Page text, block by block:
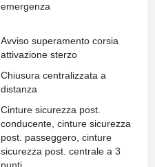
emergenza
Avviso superamento corsia
attivazione sterzo
Chiusura centralizzata a
distanza
Cinture sicurezza post.
conducente, cinture sicurezza
post. passeggero, cinture
sicurezza post. centrale a 3